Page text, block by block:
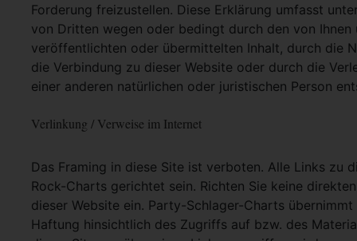
Forderung freizustellen. Diese Erklärung umfasst
von Dritten wegen oder bedingt durch den von Ihnen
veröffentlichten oder übermittelten Inhalt, durch die
die Verbindung zu dieser Website oder durch die
einer anderen natürlichen oder juristischen Person
Verlinkung / Verweise im Internet
Das Framing in diese Site ist verboten. Alle Links zu
Rock-Charts gerichtet sein. Richten Sie keine
dieser Website ein. Party-Schlager-Charts
Haftung hinsichtlich des Zugriffs auf bzw. des